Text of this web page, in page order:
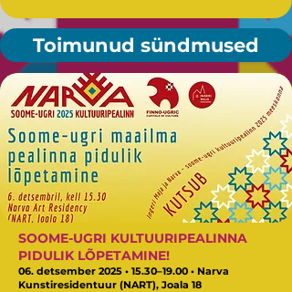
Toimunud sündmused
SOOME-UGRI KULTUURIPEALINNA
PIDULIK LÕPETAMINE!
06. detsember 2025 • 15.30–19.00 • Narva
Kunstiresidentuur (NART), Joala 18